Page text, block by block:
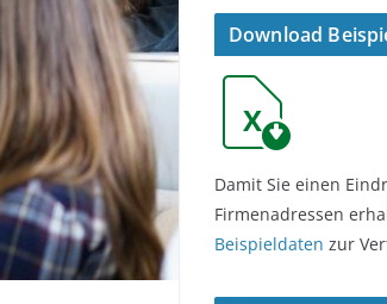
Download
Damit Sie einen
Firmenadressen
Beispieldaten zur